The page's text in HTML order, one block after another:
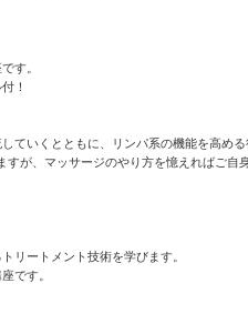
す。
！
ていくとともに、リンパ系の機能を高める
が、マッサージのやり方を憶えればご自
リートメント技術を学びます。
です。